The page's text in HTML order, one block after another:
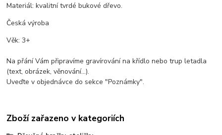
Materiál: kvalitní tvrdé bukové dřevo.
Česká výroba
Věk: 3+
Na přání Vám připravíme gravírování na křídlo nebo trup letadla
(text, obrázek, věnování...).
Uveďte v objednávce do sekce "Poznámky".
Zboží zařazeno v kategoriích